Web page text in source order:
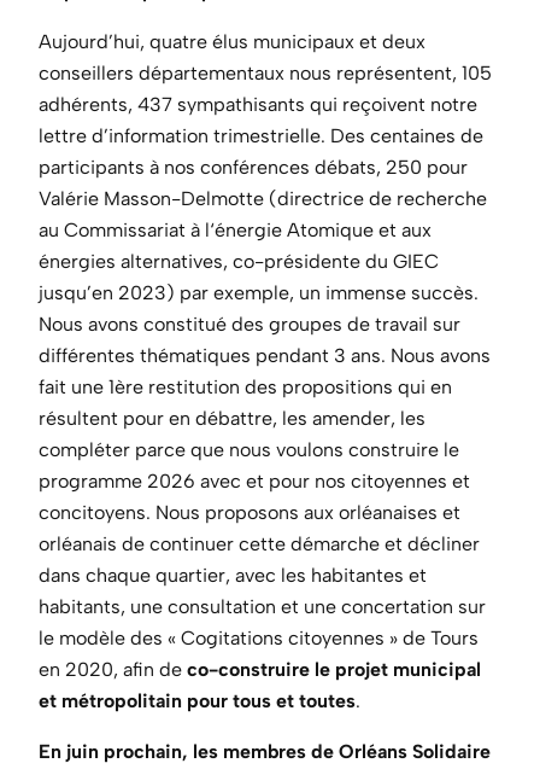
Aujourd’hui, quatre élus municipaux et deux
conseillers départementaux nous représentent, 105
adhérents, 437 sympathisants qui reçoivent notre
lettre d’information trimestrielle. Des centaines de
participants à nos conférences débats, 250 pour
Valérie Masson-Delmotte (directrice de recherche
au Commissariat à l‘énergie Atomique et aux
énergies alternatives, co-présidente du GIEC
jusqu’en 2023) par exemple, un immense succès.
Nous avons constitué des groupes de travail sur
différentes thématiques pendant 3 ans. Nous avons
fait une 1ère restitution des propositions qui en
résultent pour en débattre, les amender, les
compléter parce que nous voulons construire le
programme 2026 avec et pour nos citoyennes et
concitoyens. Nous proposons aux orléanaises et
orléanais de continuer cette démarche et décliner
dans chaque quartier, avec les habitantes et
habitants, une consultation et une concertation sur
le modèle des « Cogitations citoyennes » de Tours
en 2020, afin de co-construire le projet municipal
et métropolitain pour tous et toutes.
En juin prochain, les membres de Orléans Solidaire